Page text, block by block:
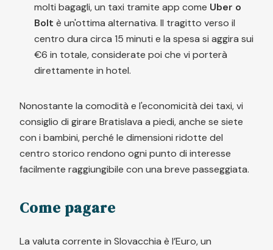
molti bagagli, un taxi tramite app come Uber o
Bolt è un'ottima alternativa. Il tragitto verso il
centro dura circa 15 minuti e la spesa si aggira sui
€6 in totale, considerate poi che vi porterà
direttamente in hotel.
Nonostante la comodità e l'economicità dei taxi, vi
consiglio di girare Bratislava a piedi, anche se siete
con i bambini, perché le dimensioni ridotte del
centro storico rendono ogni punto di interesse
facilmente raggiungibile con una breve passeggiata.
Come pagare
La valuta corrente in Slovacchia è l’Euro, un